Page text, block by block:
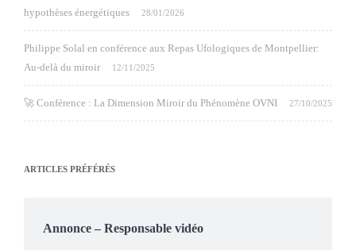
hypothèses énergétiques
28/01/2026
Philippe Solal en conférence aux Repas Ufologiques de Montpellier:
Au-delà du miroir
12/11/2025
🚀 Conférence : La Dimension Miroir du Phénomène OVNI 27/10/2025
ARTICLES PRÉFÉRÉS
Annonce – Responsable vidéo